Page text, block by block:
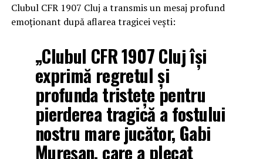
Clubul CFR 1907 Cluj a transmis un mesaj profund
emoționant după aflarea tragicei vești:
„Clubul CFR 1907 Cluj își
exprimă regretul și
profunda tristețe pentru
pierderea tragică a fostului
nostru mare jucător, Gabi
Mureșan, care a plecat